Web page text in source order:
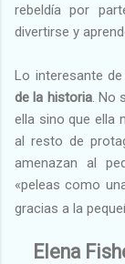
rebeldía por
divertirse y
Lo interesante de
de la historia. No
ella sino que ella
al resto de
amenazan al
«peleas como
gracias a la
Elena